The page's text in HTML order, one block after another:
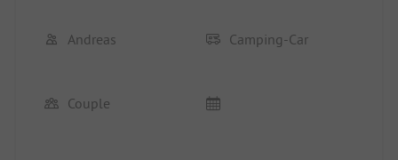
Andreas Camping-Car
Couple